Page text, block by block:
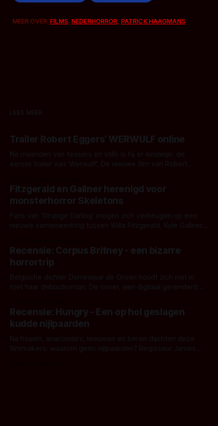
MEER OVER:FILMS,NEDERHORROR, PATRICK HAAGMANS
LEES MEER
Trailer Robert Eggers' WERWULF online
Na maanden van teasers en stills is hij er eindelijk: de
eerste trailer van 'Werwulf'. De nieuwe film van Robert
kille stijl vol folklore en mythe. Het topic deze keer is (kon
het het al raden?)... de weerwolf. Kijk je mee?
Fitzgerald en Gallner herenigd voor
monsterhorror Skeletons
Fans van 'Strange Darling' mogen zich verheugen op een
nieuwe samenwerking tussen Willa Fitzgerald, Kyle Gallner
'Skeletons', een nieuwe creature feature waarvoor de
opnames zijn gestart in Australië.
Recensie: Corpus Britney - een bizarre
horrortrip
Belgische dichter Dominique de Groen houdt zich niet in
met haar debuutroman. De cover, een digitaal gerenderd en
achtergrond, belooft iets kleurrijks maar onheilspellends,
iets ongrijpbaars. En dat maakt De Groen met ieder woord
waar.
Recensie: Hungry - Een op hol geslagen
kudde nijlpaarden
Na haaien, anaconda's, leeuwen en beren dachten deze
filmmakers: waarom geen nijlpaarden? Regisseur James